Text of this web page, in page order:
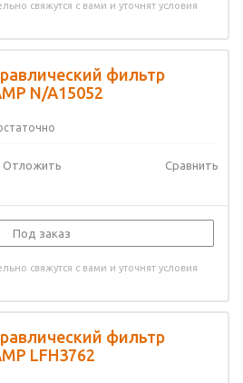
свяжутся с вами и уточнят условия
фильтр
N/A15052
Отложить Сравнить
Под заказ
свяжутся с вами и уточнят условия
фильтр
LFH3762